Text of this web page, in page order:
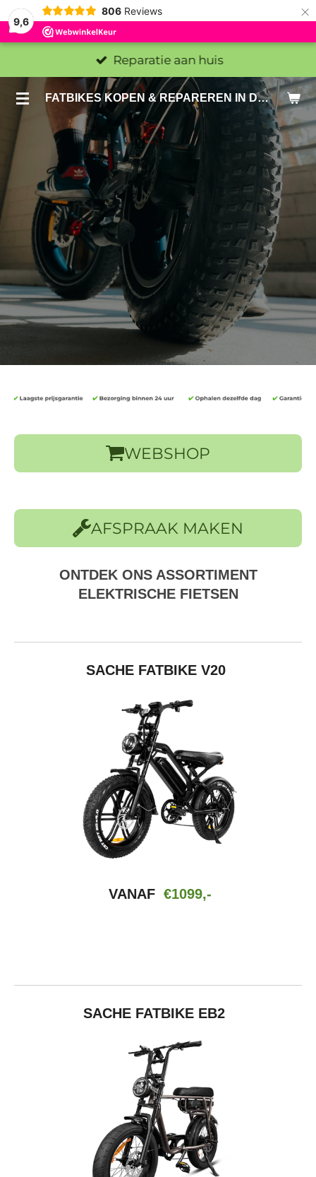
9,6
806 Reviews ×
FATBIKES KOPEN & REPAREREN IN DEN HAAG EN ZOETERMEER - SACHE BIKES
Reparatie aan huis
WEBSHOP
AFSPRAAK MAKEN
ONTDEK ONS ASSORTIMENT
ELEKTRISCHE FIETSEN
SACHE FATBIKE V20
VANAF €1099,-
SACHE FATBIKE EB2